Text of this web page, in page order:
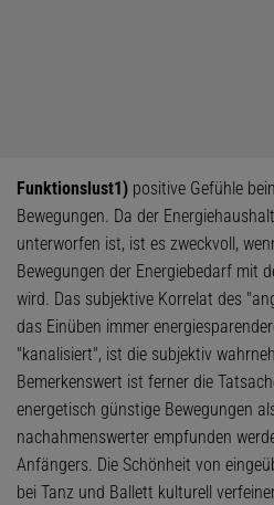
Funktionslust1) positive Gefühle
Bewegungen. Da der
unterworfen ist, ist es zweckvoll,
Bewegungen der Energiebedarf mit
wird. Das subjektive Korrelat des
das Einüben immer
"kanalisiert", ist die subjektiv
Bemerkenswert ist ferner die
energetisch günstige Bewegungen
nachahmenswerter empfunden
Anfängers. Die Schönheit von
bei Tanz und Ballett kulturell